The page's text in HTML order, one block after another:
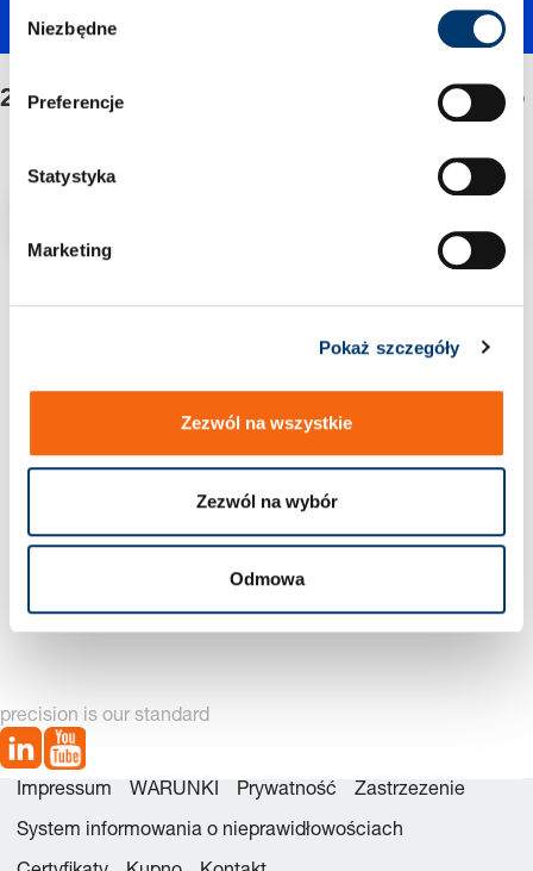
ó
Niezbędne
Preferencje
Statystyka
Marketing
Pokaż szczegóły
Zezwól na wszystkie
Zezwól na wybór
Odmowa
napraw
2480.32./Mocowanie/Zestawu naprawczego
2480.32. Sprężyna gazowa z gwintem zewnętrznym
precision is our standard
Impressum WARUNKI Prywatność Zastrzezenie
System informowania o nieprawidłowościach